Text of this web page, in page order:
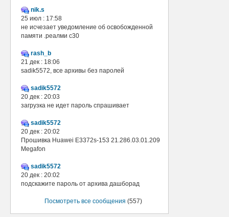
nik.s
25 июл : 17:58
не исчезает уведомление об освобожденной
памяти .реалми с30
rash_b
21 дек : 18:06
sadik5572, все архивы без паролей
sadik5572
20 дек : 20:03
загрузка не идет пароль спрашивает
sadik5572
20 дек : 20:02
Прошивка Huawei E3372s-153 21.286.03.01.209
Megafon
sadik5572
20 дек : 20:02
подскажите пароль от архива дашборад
Посмотреть все сообщения (557)